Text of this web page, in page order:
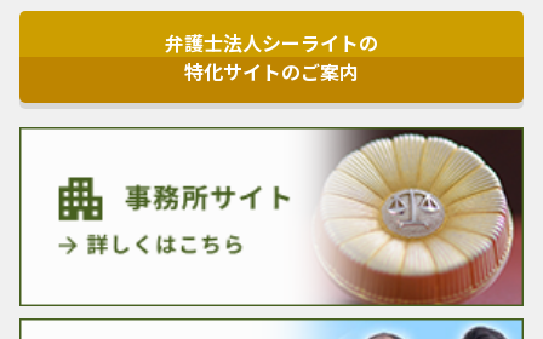
弁護士法人シーライトの
特化サイトのご案内